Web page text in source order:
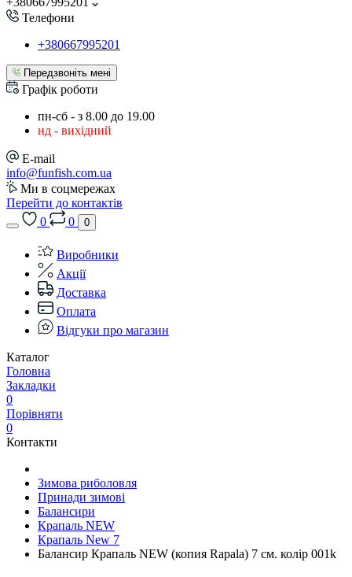
Телефони
+380667995201
Передзвоніть мені
Графік роботи
пн-сб - з 8.00 до 19.00
нд - вихідний
E-mail
info@funfish.com.ua
Ми в соцмережах
Перейти до контактів
0
0 0
Виробники
Акції
Доставка
Оплата
Відгуки про магазин
Каталог
Головна
Закладки
0
Порівняти
0
Контакти
Зимова риболовля
Принади зимові
Балансири
Крапаль NEW
Крапаль New 7
Балансир Крапаль NEW (копия Rapala) 7 см. колір 001k